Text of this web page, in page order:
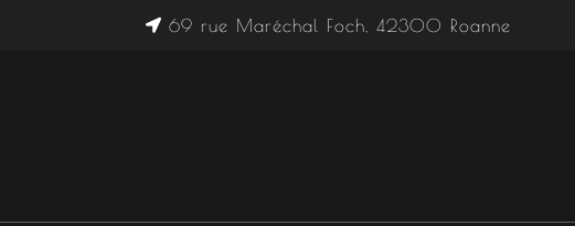
69 rue Maréchal Foch, 42300 Roanne